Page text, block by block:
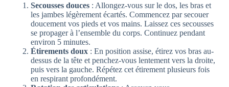
Secousses douces : Allongez-vous sur le dos, les bras et
les jambes légèrement écartés. Commencez par secouer
doucement vos pieds et vos mains. Laissez ces secousses
se propager à l’ensemble du corps. Continuez pendant
environ 5 minutes.
Étirements doux : En position assise, étirez vos bras au-
dessus de la tête et penchez-vous lentement vers la droite,
puis vers la gauche. Répétez cet étirement plusieurs fois
en respirant profondément.